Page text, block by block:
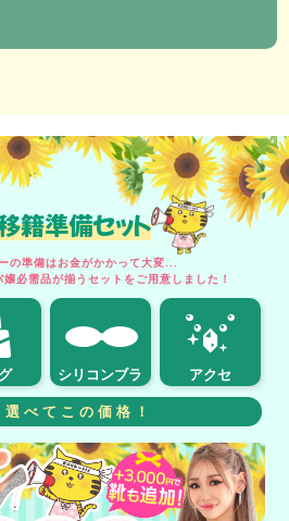
籍準備セット
の準備はお金がかかって大変...
必需品が揃うセットをご用意しました！
シリコンブラ アクセ
べてこの価格！